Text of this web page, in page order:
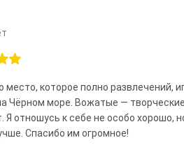
место, которое полно развлечений,
Чëрном море. Вожатые —
Я отношусь к себе не особо хорошо,
Спасибо им огромное!